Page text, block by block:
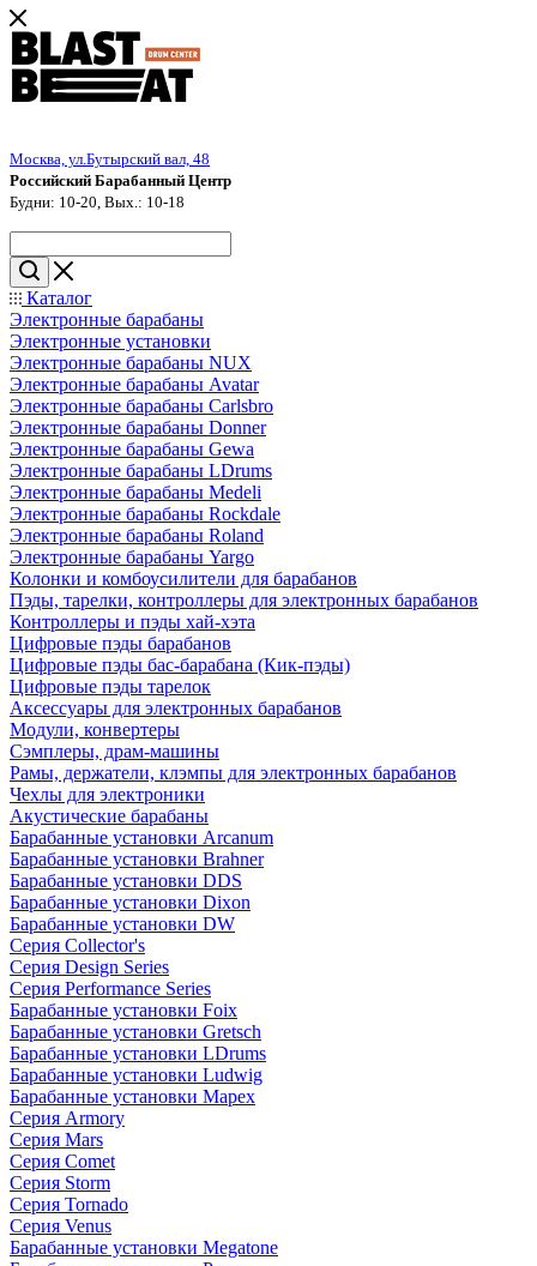
Москва, ул.Бутырский вал, 48
Российский Барабанный Центр
Будни: 10-20, Вых.: 10-18
Каталог
Электронные барабаны
Электронные установки
Электронные барабаны NUX
Электронные барабаны Avatar
Электронные барабаны Carlsbro
Электронные барабаны Donner
Электронные барабаны Gewa
Электронные барабаны LDrums
Электронные барабаны Medeli
Электронные барабаны Rockdale
Электронные барабаны Roland
Электронные барабаны Yargo
Колонки и комбоусилители для барабанов
Пэды, тарелки, контроллеры для электронных барабанов
Контроллеры и пэды хай-хэта
Цифровые пэды барабанов
Цифровые пэды бас-барабана (Кик-пэды)
Цифровые пэды тарелок
Аксессуары для электронных барабанов
Модули, конвертеры
Сэмплеры, драм-машины
Рамы, держатели, клэмпы для электронных барабанов
Чехлы для электроники
Акустические барабаны
Барабанные установки Arcanum
Барабанные установки Brahner
Барабанные установки DDS
Барабанные установки Dixon
Барабанные установки DW
Серия Collector's
Серия Design Series
Серия Performance Series
Барабанные установки Foix
Барабанные установки Gretsch
Барабанные установки LDrums
Барабанные установки Ludwig
Барабанные установки Mapex
Серия Armory
Серия Mars
Серия Comet
Серия Storm
Серия Tornado
Серия Venus
Барабанные установки Megatone